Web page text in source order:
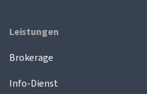
Leistungen
Brokerage
Info-Dienst